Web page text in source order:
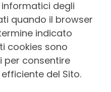
degli
quando il browser
indicato
cookies sono
per consentire
del Sito.